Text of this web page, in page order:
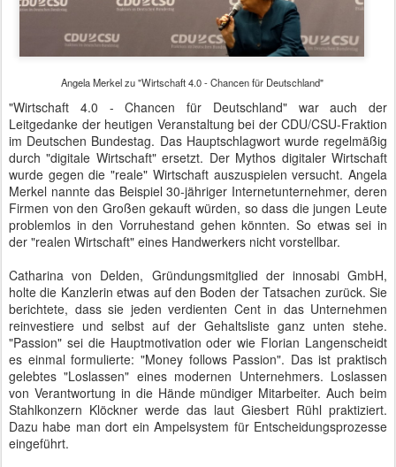
Angela Merkel zu "Wirtschaft 4.0 - Chancen für Deutschland"
"Wirtschaft 4.0 - Chancen für Deutschland" war auch der
Leitgedanke der heutigen Veranstaltung bei der CDU/CSU-Fraktion
im Deutschen Bundestag. Das Hauptschlagwort wurde regelmäßig
durch "digitale Wirtschaft" ersetzt. Der Mythos digitaler Wirtschaft
wurde gegen die "reale" Wirtschaft auszuspielen versucht. Angela
Merkel nannte das Beispiel 30-jähriger Internetunternehmer, deren
Firmen von den Großen gekauft würden, so dass die jungen Leute
problemlos in den Vorruhestand gehen könnten. So etwas sei in
der "realen Wirtschaft" eines Handwerkers nicht vorstellbar.
Catharina von Delden, Gründungsmitglied der innosabi GmbH,
holte die Kanzlerin etwas auf den Boden der Tatsachen zurück. Sie
berichtete, dass sie jeden verdienten Cent in das Unternehmen
reinvestiere und selbst auf der Gehaltsliste ganz unten stehe.
"Passion" sei die Hauptmotivation oder wie Florian Langenscheidt
es einmal formulierte: "Money follows Passion". Das ist praktisch
gelebtes "Loslassen" eines modernen Unternehmers. Loslassen
von Verantwortung in die Hände mündiger Mitarbeiter. Auch beim
Stahlkonzern Klöckner werde das laut Giesbert Rühl praktiziert.
Dazu habe man dort ein Ampelsystem für Entscheidungsprozesse
eingeführt.